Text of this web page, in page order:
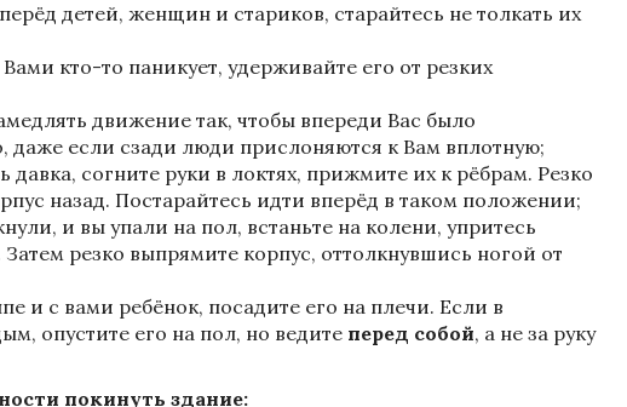
детей, женщин и стариков, старайтесь не толкать их
кто-то паникует, удерживайте его от резких
движение так, чтобы впереди Вас было
даже если сзади люди прислоняются к Вам вплотную;
давка, согните руки в локтях, прижмите их к рёбрам. Резко
назад. Постарайтесь идти вперёд в таком положении;
и вы упали на пол, встаньте на колени, упритесь
резко выпрямите корпус, оттолкнувшись ногой от
и с вами ребёнок, посадите его на плечи. Если в
опустите его на пол, но ведите перед собой, а не за руку
покинуть здание: